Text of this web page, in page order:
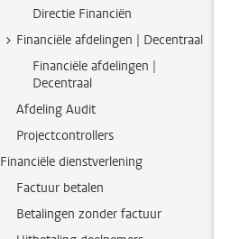
Directie Financiën
Financiële afdelingen | Decentraal
Financiële afdelingen |
Decentraal
Afdeling Audit
Projectcontrollers
Financiële dienstverlening
Factuur betalen
Betalingen zonder factuur